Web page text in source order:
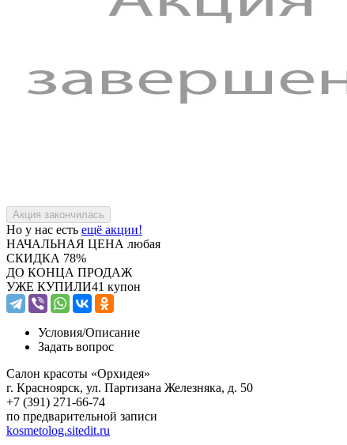
Но у нас есть ещё акции!
НАЧАЛЬНАЯ ЦЕНА любая
СКИДКА 78%
ДО КОНЦА ПРОДАЖ
УЖЕ КУПИЛИ41 купон
Условия/Описание
Задать вопрос
Салон красоты «Орхидея»
г. Красноярск, ул. Партизана Железняка, д. 50
+7 (391) 271-66-74
по предварительной записи
kosmetolog.sitedit.ru